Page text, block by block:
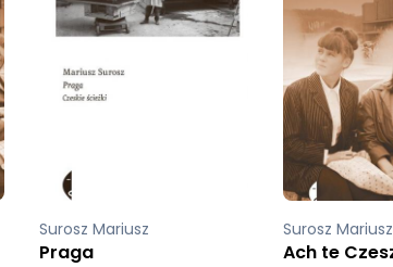
Surosz Mariusz
Ach te Czeszki!
Surosz Mariusz
Praga